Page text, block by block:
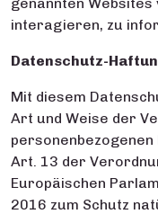
interagieren, zu
Datenschutz-
Mit diesem
Art und Weise der
Art. 13 der
Europäischen
2016 zum Schutz